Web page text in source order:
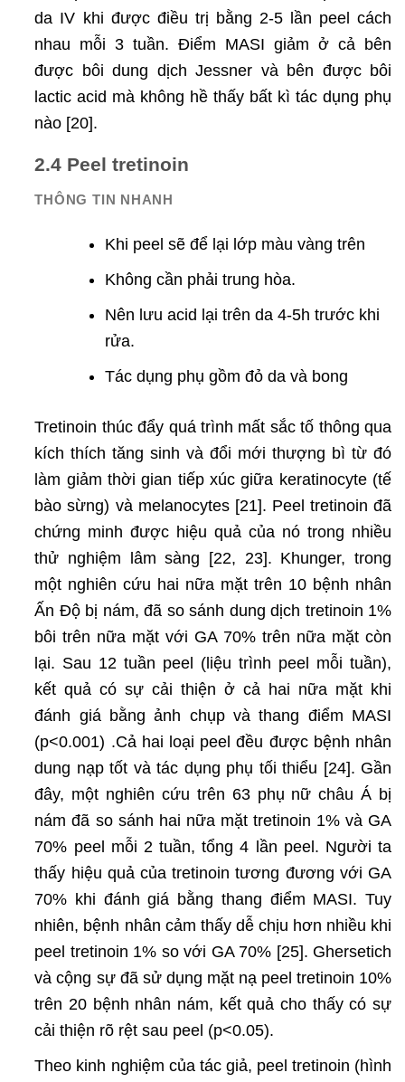
da IV khi được điều trị bằng 2-5 lần peel cách
nhau mỗi 3 tuần. Điểm MASI giảm ở cả bên
được bôi dung dịch Jessner và bên được bôi
lactic acid mà không hề thấy bất kì tác dụng phụ
nào [20].
2.4 Peel tretinoin
THÔNG TIN NHANH
Khi peel sẽ để lại lớp màu vàng trên
Không cần phải trung hòa.
Nên lưu acid lại trên da 4-5h trước khi
rửa.
Tác dụng phụ gồm đỏ da và bong
Tretinoin thúc đẩy quá trình mất sắc tố thông qua
kích thích tăng sinh và đổi mới thượng bì từ đó
làm giảm thời gian tiếp xúc giữa keratinocyte (tế
bào sừng) và melanocytes [21]. Peel tretinoin đã
chứng minh được hiệu quả của nó trong nhiều
thử nghiệm lâm sàng [22, 23]. Khunger, trong
một nghiên cứu hai nữa mặt trên 10 bệnh nhân
Ấn Độ bị nám, đã so sánh dung dịch tretinoin 1%
bôi trên nữa mặt với GA 70% trên nữa mặt còn
lại. Sau 12 tuần peel (liệu trình peel mỗi tuần),
kết quả có sự cải thiện ở cả hai nữa mặt khi
đánh giá bằng ảnh chụp và thang điểm MASI
(p<0.001) .Cả hai loại peel đều được bệnh nhân
dung nạp tốt và tác dụng phụ tối thiểu [24]. Gần
đây, một nghiên cứu trên 63 phụ nữ châu Á bị
nám đã so sánh hai nữa mặt tretinoin 1% và GA
70% peel mỗi 2 tuần, tổng 4 lần peel. Người ta
thấy hiệu quả của tretinoin tương đương với GA
70% khi đánh giá bằng thang điểm MASI. Tuy
nhiên, bệnh nhân cảm thấy dễ chịu hơn nhiều khi
peel tretinoin 1% so với GA 70% [25]. Ghersetich
và cộng sự đã sử dụng mặt nạ peel tretinoin 10%
trên 20 bệnh nhân nám, kết quả cho thấy có sự
cải thiện rõ rệt sau peel (p<0.05).
Theo kinh nghiệm của tác giả, peel tretinoin (hình